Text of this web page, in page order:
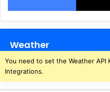
Weather
You need to set the Weather
Integrations.